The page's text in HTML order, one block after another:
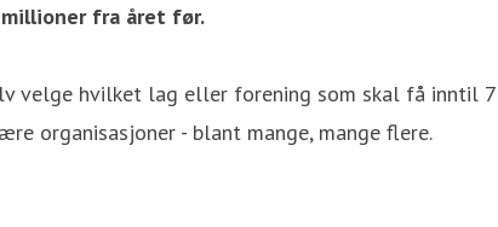
fra året før.
velge hvilket lag eller forening som skal få inntil 7
organisasjoner - blant mange, mange flere.